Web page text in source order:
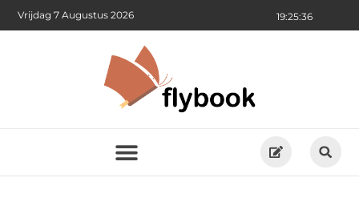
19:25:38
Vrijdag 7 Augustus 2026